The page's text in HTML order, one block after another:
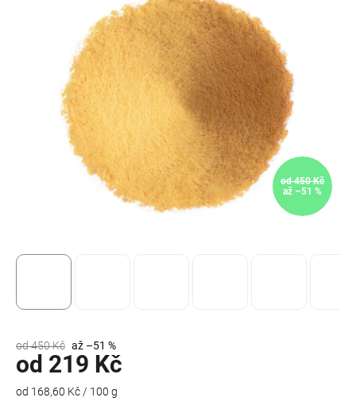
od 450 Kč
až –51 %
od 450 Kč až –51 %
od 219 Kč
Měrná
od 168,60 Kč / 100 g